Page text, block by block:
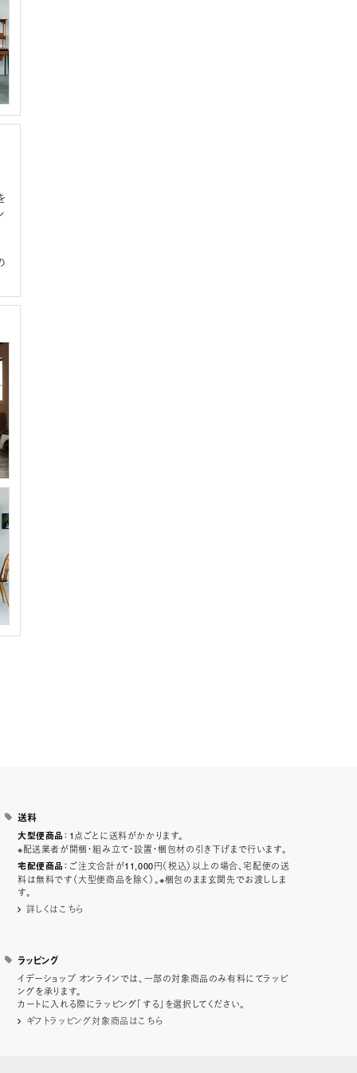
送料
大型便商品 ：1点ごとに送料がかかります。
※配送業者が開梱・組み立て・設置・梱包材の引き下げまで行います。
宅配便商品 ：ご注文合計が11,000円（税込）以上の場合、宅配便の送
料は無料です（大型便商品を除く）。※梱包のまま玄関先でお渡ししま
す。
詳しくはこちら
ラッピング
イデーショップ オンラインでは、一部の対象商品のみ有料にてラッピ
ングを承ります。
カートに入れる際にラッピング「する」を選択してください。
ギフトラッピング対象商品はこちら